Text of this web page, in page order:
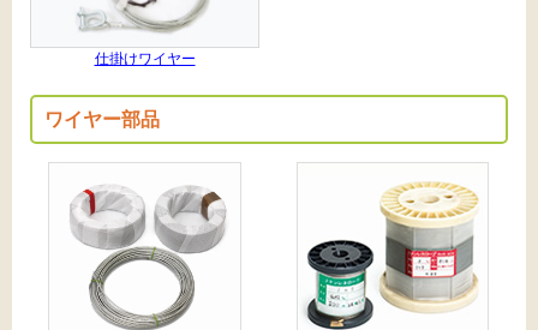
仕掛けワイヤー
ワイヤー部品